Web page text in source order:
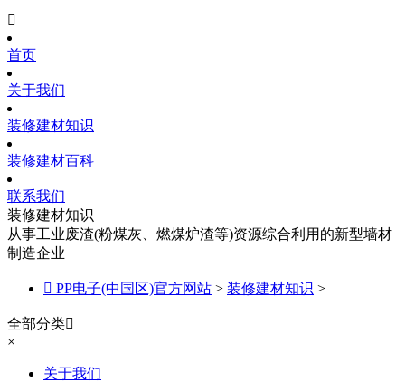

首页
关于我们
装修建材知识
装修建材百科
联系我们
装修建材知识
从事工业废渣(粉煤灰、燃煤炉渣等)资源综合利用的新型墙材
制造企业
 PP电子(中国区)官方网站 > 装修建材知识 >
全部分类
×
关于我们